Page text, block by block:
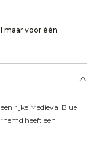
maar voor één
rijke Medieval Blue
heeft een